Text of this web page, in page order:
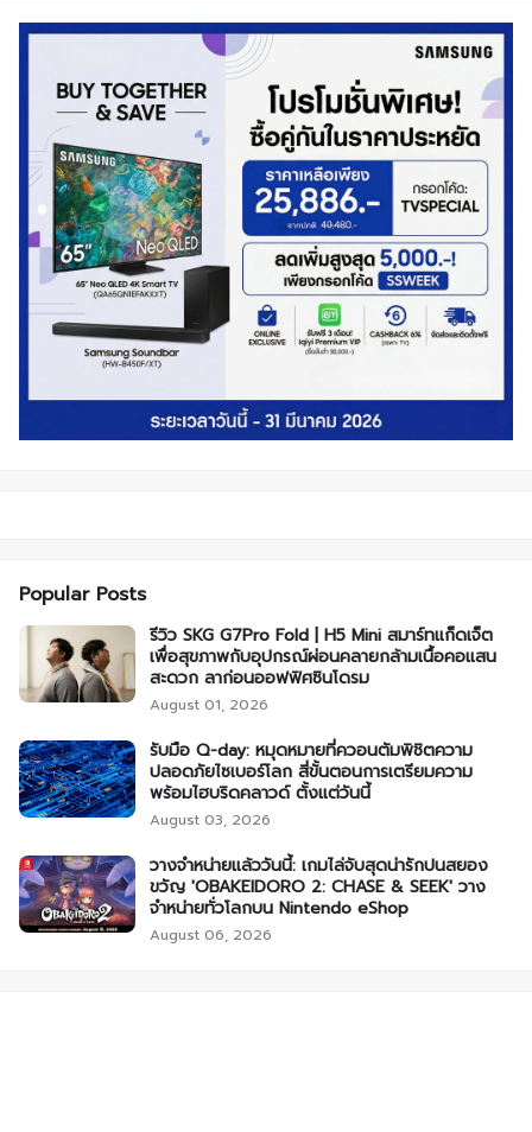
Popular Posts
รีวิว SKG G7Pro Fold | H5 Mini สมาร์ทแก็ดเจ็ต
เพื่อสุขภาพกับอุปกรณ์ผ่อนคลายกล้ามเนื้อคอแสน
สะดวก ลาก่อนออฟฟิศซินโดรม
August 01, 2026
รับมือ Q-day: หมุดหมายที่ควอนตัมพิชิตความ
ปลอดภัยไซเบอร์โลก สี่ขั้นตอนการเตรียมความ
พร้อมไฮบริดคลาวด์ ตั้งแต่วันนี้
August 03, 2026
วางจำหน่ายแล้ววันนี้: เกมไล่จับสุดน่ารักปนสยอง
ขวัญ 'OBAKEIDORO 2: CHASE & SEEK' วาง
จำหน่ายทั่วโลกบน Nintendo eShop
August 06, 2026